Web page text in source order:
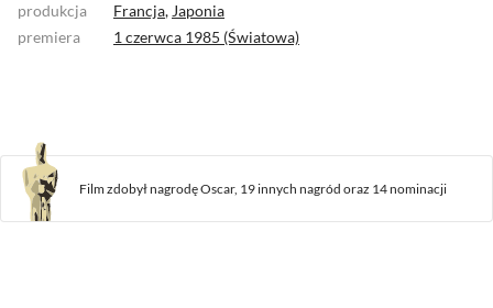
produkcja
Francja, Japonia
premiera
1 czerwca 1985 (Światowa)
Film zdobyłnagrodęOscar, 19 innych nagród oraz 14 nominacji